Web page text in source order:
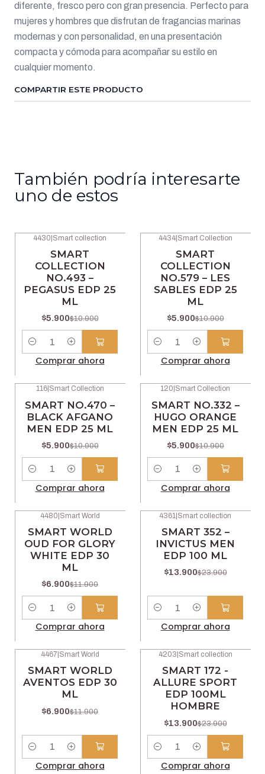
diferente, fresco pero con gran presencia. Perfecto para
mujeres y hombres que disfrutan de fragancias marinas
modernas y con personalidad, en una presentación
compacta y cómoda para acompañar su estilo en
cualquier momento.
COMPARTIR ESTE PRODUCTO
También podría interesarte
uno de estos
4430 Smart collection
SMART
COLLECTION
NO.493 –
PEGASUS EDP 25
ML
$5.900$10.900
Comprar ahora
4434| Smart Collection
SMART
COLLECTION
NO.579 – LES
SABLES EDP 25
ML
$5.900$10.900
Comprar ahora
116| Smart Collection
SMART NO.470 –
BLACK AFGANO
MEN EDP 25 ML
$5.900$10.900
Cantidad
Comprar ahora
120 Smart Collection
SMART NO.332 –
HUGO ORANGE
MEN EDP 25 ML
$5.900$10.900
Cantidad
Comprar ahora
4480|Smart World
SMART WORLD
OUD FOR GLORY
WHITE EDP 30
ML
$6.900$11.900
Comprar ahora
4361 |Smart collection
SMART 352 –
INVICTUS MEN
EDP 100 ML
$13.900$23.900
Comprar ahora
4467| Smart World
SMART WORLD
AVENTOS EDP 30
ML
$6.900$11.900
Cantidad
Comprar ahora
4203 Smart collection
SMART 172 -
ALLURE SPORT
EDP 100ML
HOMBRE
$13.900$23.900
Cantidad
Comprar ahora